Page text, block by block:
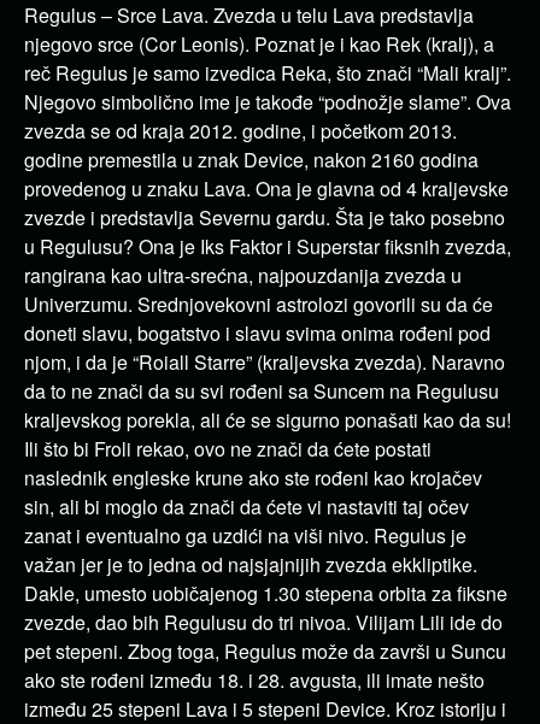
Regulus – Srce Lava. Zvezda u telu Lava predstavlja
njegovo srce (Cor Leonis). Poznat je i kao Rek (kralj), a
reč Regulus je samo izvedica Reka, što znači “Mali kralj”.
Njegovo simbolično ime je takođe “podnožje slame”. Ova
zvezda se od kraja 2012. godine, i početkom 2013.
godine premestila u znak Device, nakon 2160 godina
provedenog u znaku Lava. Ona je glavna od 4 kraljevske
zvezde i predstavlja Severnu gardu. Šta je tako posebno
u Regulusu? Ona je Iks Faktor i Superstar fiksnih zvezda,
rangirana kao ultra-srećna, najpouzdanija zvezda u
Univerzumu. Srednjovekovni astrolozi govorili su da će
doneti slavu, bogatstvo i slavu svima onima rođeni pod
njom, i da je “Roiall Starre” (kraljevska zvezda). Naravno
da to ne znači da su svi rođeni sa Suncem na Regulusu
kraljevskog porekla, ali će se sigurno ponašati kao da su!
Ili što bi Froli rekao, ovo ne znači da ćete postati
naslednik engleske krune ako ste rođeni kao krojačev
sin, ali bi moglo da znači da ćete vi nastaviti taj očev
zanat i eventualno ga uzdići na viši nivo. Regulus je
važan jer je to jedna od najsjajnijih zvezda ekkliptike.
Dakle, umesto uobičajenog 1.30 stepena orbita za fiksne
zvezde, dao bih Regulusu do tri nivoa. Vilijam Lili ide do
pet stepeni. Zbog toga, Regulus može da završi u Suncu
ako ste rođeni između 18. i 28. avgusta, ili imate nešto
između 25 stepeni Lava i 5 stepeni Device. Kroz istoriju i